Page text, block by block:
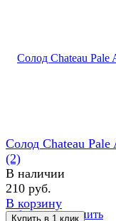
избранное сравнить
Солод Chateau
(2)
В наличии
210 руб.
В корзину